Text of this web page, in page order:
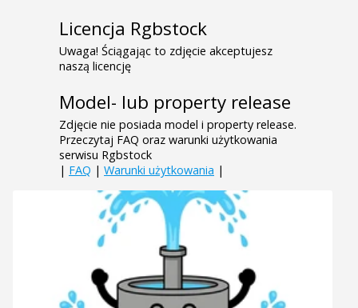
Licencja Rgbstock
Uwaga! Ściągając to zdjęcie akceptujesz
naszą licencję
Model- lub property release
Zdjęcie nie posiada model i property release.
Przeczytaj FAQ oraz warunki użytkowania
serwisu Rgbstock
| FAQ | Warunki użytkowania |